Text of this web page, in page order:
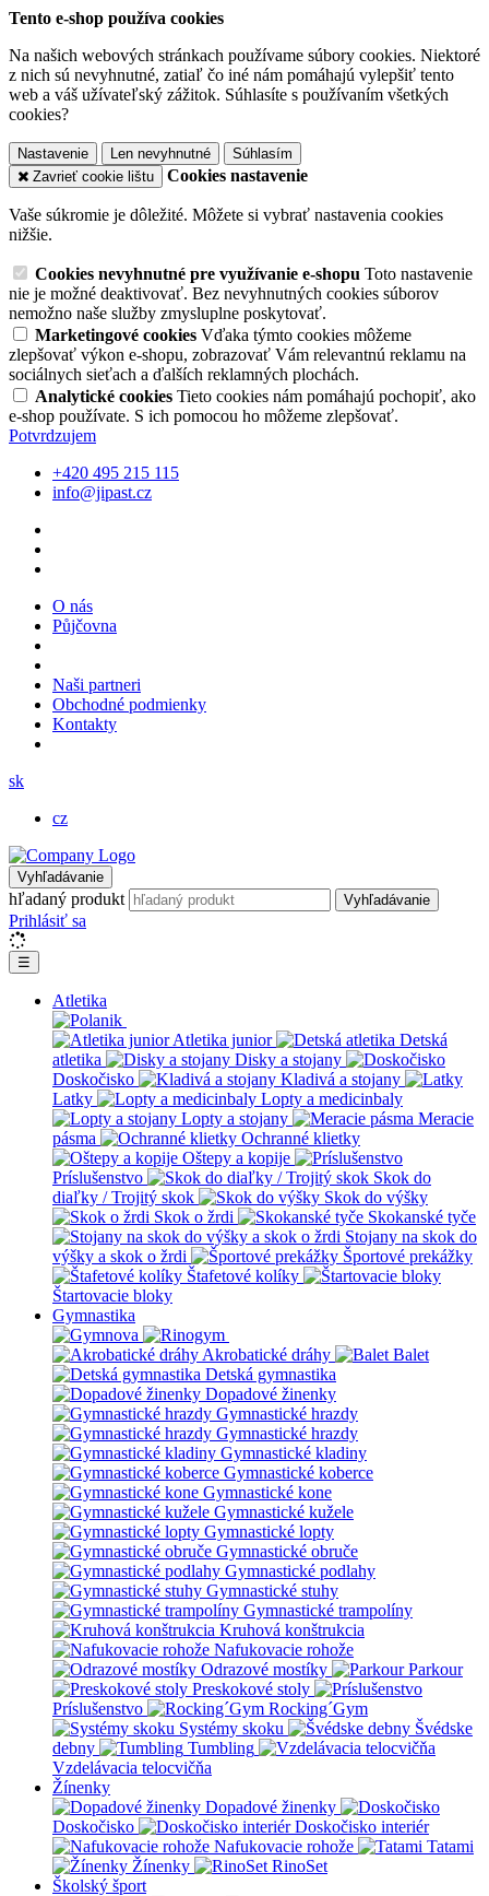
Tento e-shop používa cookies
Na našich webových stránkach používame súbory cookies. Niektoré
z nich sú nevyhnutné, zatiaľ čo iné nám pomáhajú vylepšiť tento
web a váš užívateľský zážitok. Súhlasíte s používaním všetkých
cookies?
Nastavenie Len nevyhnutné
Súhlasím
Zavrieť cookie lištu
Cookies nastavenie
Vaše súkromie je dôležité. Môžete si vybrať nastavenia cookies
nižšie.
Cookies nevyhnutné pre využívanie e-shopu Toto nastavenie
nie je možné deaktivovať. Bez nevyhnutných cookies súborov
nemožno naše služby zmysluplne poskytovať.
Marketingové cookies Vďaka týmto cookies môžeme
zlepšovať výkon e-shopu, zobrazovať Vám relevantnú reklamu na
sociálnych sieťach a ďalších reklamných plochách.
Analytické cookies Tieto cookies nám pomáhajú pochopiť, ako
e-shop používate. S ich pomocou ho môžeme zlepšovať.
Potvrdzujem
+420 495 215 115
info@jipast.cz
O nás
Půjčovna
Naši partneri
Obchodné podmienky
Kontakty
sk
cz
Vyhľadávanie
hľadaný produkt Vyhľadávanie
Prihlásiť sa
☰
Atletika
Atletika junior
Detská
atletika
Disky a stojany
Doskočisko
Kladivá a stojany
Latky
Lopty a medicinbaly
Lopty a stojany
Meracie
pásma
Ochranné klietky
Oštepy a kopije
Príslušenstvo
Skok do
diaľky / Trojitý skok
Skok do výšky
Skok o žrdi
Skokanské tyče
Stojany na skok do
výšky a skok o žrdi
Športové prekážky
Štafetové kolíky
Štartovacie bloky
Gymnastika
Akrobatické dráhy
Balet
Detská gymnastika
Dopadové žinenky
Gymnastické hrazdy
Gymnastické hrazdy
Gymnastické kladiny
Gymnastické koberce
Gymnastické kone
Gymnastické kužele
Gymnastické lopty
Gymnastické obruče
Gymnastické podlahy
Gymnastické stuhy
Gymnastické trampolíny
Kruhová konštrukcia
Nafukovacie rohože
Odrazové mostíky
Parkour
Preskokové stoly
Príslušenstvo
Rocking´Gym
Systémy skoku
Švédske
debny
Tumbling
Vzdelávacia telocvičňa
Žínenky
Dopadové žinenky
Doskočisko
Doskočisko interiér
Nafukovacie rohože
Tatami
Žínenky
RinoSet
Školský šport